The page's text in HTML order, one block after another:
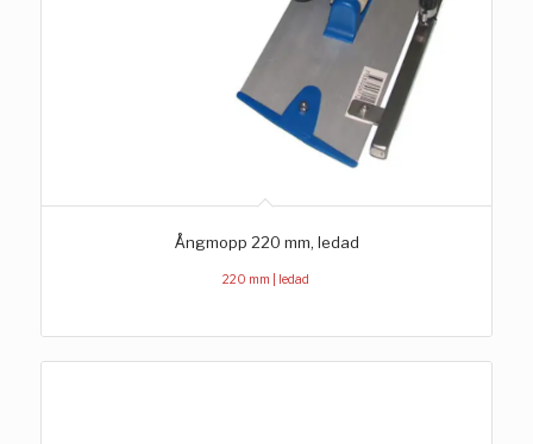
Ångmopp 220 mm, ledad
220 mm | ledad